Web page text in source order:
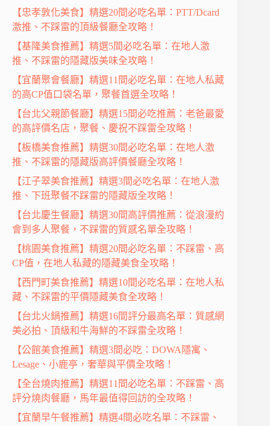
【忠孝敦化美食】精選20間必吃名單：PTT/Dcard
激推、不踩雷的頂級餐廳全攻略！
【基隆美食推薦】精選5間必吃名單：在地人激
推、不踩雷的隱藏版美味全攻略！
【宜蘭聚會餐廳】精選11間必吃名單：在地人私藏
的高CP值口袋名單，聚餐首選全攻略！
【台北父親節餐廳】精選15間必吃推薦：老爸最愛
的高評價名店，聚餐、慶祝不踩雷全攻略！
【板橋美食推薦】精選30間必吃名單：在地人激
推、不踩雷的隱藏版高評價餐廳全攻略！
【江子翠美食推薦】精選3間必吃名單：在地人激
推、下班聚餐不踩雷的隱藏版全攻略！
【台北慶生餐廳】精選30間高評價推薦：從浪漫約
會到多人聚餐，不踩雷的質感名單全攻略！
【桃園美食推薦】精選20間必吃名單：不踩雷、高
CP值，在地人私藏的隱藏美食全攻略！
【西門町美食推薦】精選10間必吃名單：在地人私
藏、不踩雷的平價隱藏美食全攻略！
【台北火鍋推薦】精選16間評分最高名單：質感網
美必拍、頂級和牛海鮮的不踩雷全攻略！
【公館美食推薦】精選3間必吃：DOWA隱寓、
Lesage、小鹿亭，奢華與平價全攻略！
【全台燒肉推薦】精選11間必吃名單：不踩雷、高
評分燒肉餐廳，馬年最值得回訪的全攻略！
【宜蘭早午餐推薦】精選4間必吃名單：不踩雷、